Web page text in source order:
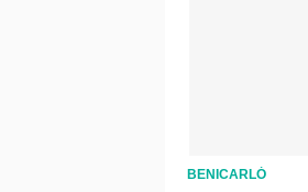
BENICARLÓ